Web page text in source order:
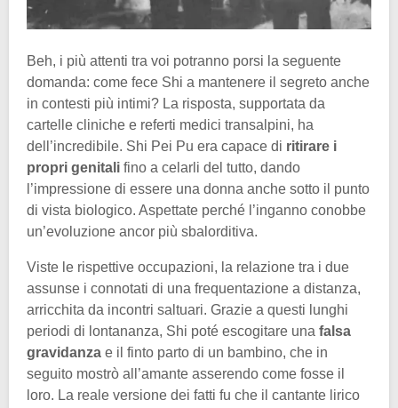
Beh, i più attenti tra voi potranno porsi la seguente
domanda: come fece Shi a mantenere il segreto anche
in contesti più intimi? La risposta, supportata da
cartelle cliniche e referti medici transalpini, ha
dell’incredibile. Shi Pei Pu era capace di ritirare i
propri genitali fino a celarli del tutto, dando
l’impressione di essere una donna anche sotto il punto
di vista biologico. Aspettate perché l’inganno conobbe
un’evoluzione ancor più sbalorditiva.
Viste le rispettive occupazioni, la relazione tra i due
assunse i connotati di una frequentazione a distanza,
arricchita da incontri saltuari. Grazie a questi lunghi
periodi di lontananza, Shi poté escogitare una falsa
gravidanza e il finto parto di un bambino, che in
seguito mostrò all’amante asserendo come fosse il
loro. La reale versione dei fatti fu che il cantante lirico